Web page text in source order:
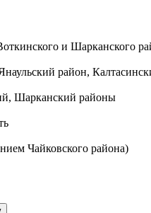
и Шарканского
район,
Шарканский районы
Чайковского района)